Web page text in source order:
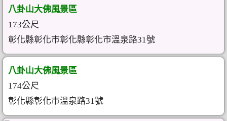
八卦山大佛風景區
173公尺
彰化縣彰化市彰化縣彰化市溫泉路31號
八卦山大佛風景區
174公尺
彰化縣彰化市溫泉路31號